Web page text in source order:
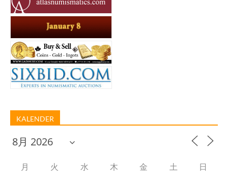
KALENDER
月 火 水 木 金 土 日